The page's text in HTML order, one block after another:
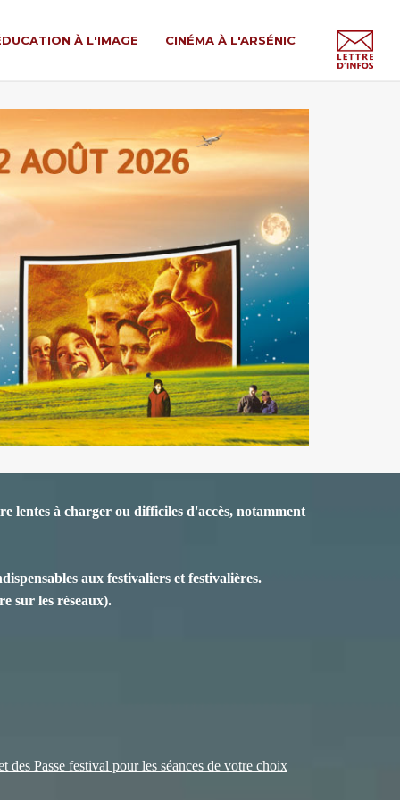
À L'IMAGE CINÉMA À L'ARSÉNIC
lentes à charger ou difficiles d'accès, notamment
aux festivaliers et festivalières.
sur les réseaux).
Passe festival pour les séances de votre choix